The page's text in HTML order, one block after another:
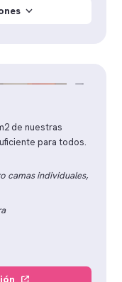
de nuestras
para todos.
camas individuales,